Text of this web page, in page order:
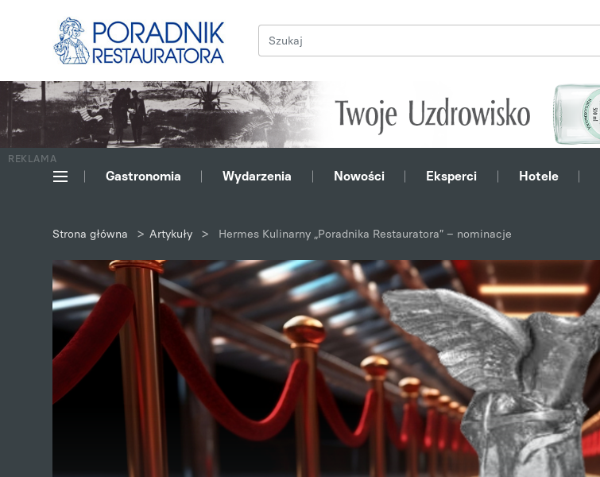
REKLAMA
Gastronomia Wydarzenia Nowości Eksperci Hotele
Strona główna > Artykuły > Hermes Kulinarny „Poradnika Restauratora” – nominacje